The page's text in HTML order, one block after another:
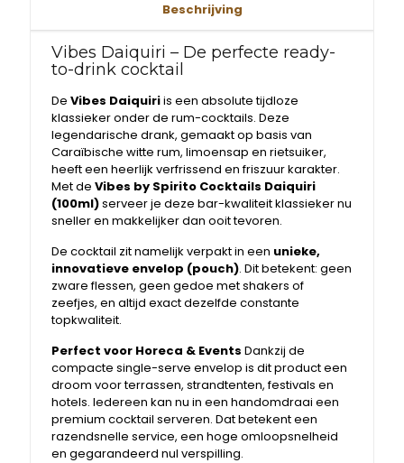
Beschrijving
Vibes Daiquiri – De perfecte ready-
to-drink cocktail
DeVibes Daiquiriis een absolute tijdloze
klassieker onder de rum-cocktails. Deze
legendarische drank, gemaakt op basis van
Caraïbische witte rum, limoensap en rietsuiker,
heeft een heerlijk verfrissend en friszuur karakter.
Met deVibes by Spirito Cocktails Daiquiri
(100ml)serveer je deze bar-kwaliteit klassieker nu
sneller en makkelijker dan ooit tevoren.
De cocktail zit namelijk verpakt in een unieke,
innovatieve envelop (pouch). Dit betekent: geen
zware flessen, geen gedoe met shakers of
zeefjes, en altijd exact dezelfde constante
topkwaliteit.
Perfect voor Horeca & Events Dankzij de
compacte single-serve envelop is dit product een
droom voor terrassen, strandtenten, festivals en
hotels. Iedereen kan nu in een handomdraai een
premium cocktail serveren. Dat betekent een
razendsnelle service, een hoge omloopsnelheid
en gegarandeerd nul verspilling.